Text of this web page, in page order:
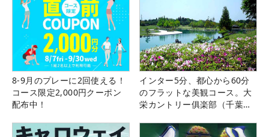
8-9月のプレーに2回使える！
コース限定2,000円クーポン
配布中！
インター5分、都心から60分
のフラットな美観コース。大
栄カントリー俱楽部（千葉